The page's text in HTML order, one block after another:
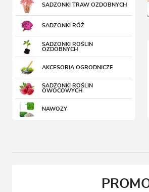
SADZONKI RÓŻ
SADZONKI ROŚLIN
OZDOBNYCH
AKCESORIA OGRODNICZE
SADZONKI ROŚLIN
OWOCOWYCH
NAWOZY
SADZONKI TRAW OZDOBNYCH
SADZONKI RÓŻ
SADZONKI ROŚLIN
OZDOBNYCH
AKCESORIA OGRODNICZE
SADZONKI ROŚLIN
OWOCOWYCH
NAWOZY